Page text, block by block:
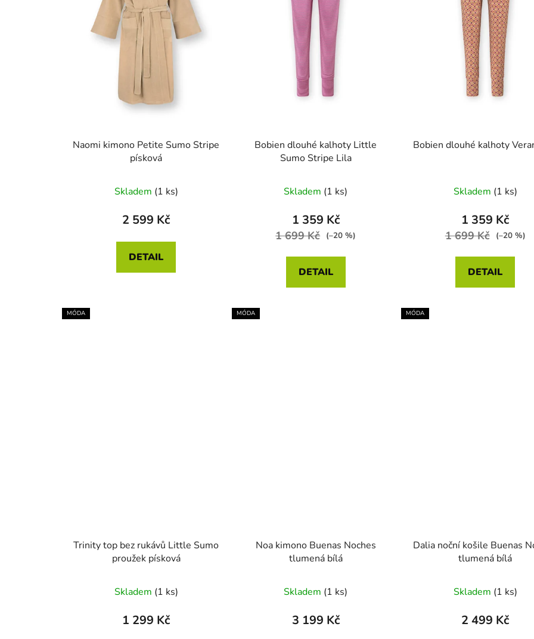
Naomi kimono Petite Sumo Stripe
písková
Skladem (1 ks)
2 599 Kč
DETAIL
Bobien dlouhé kalhoty Little
Sumo Stripe Lila
Skladem (1 ks)
1 359 Kč
1 699 Kč (–20 %)
DETAIL
Bobien dlouhé kalhoty
Skladem (1 ks)
1 359 Kč
1 699 Kč (–20 %)
DETAIL
MÓDA
Trinity top bez rukávů Little Sumo
proužek písková
Skladem (1 ks)
1 299 Kč
MÓDA
Noa kimono Buenas Noches
tlumená bílá
Skladem (1 ks)
3 199 Kč
MÓDA
Dalia noční košile Buenas
tlumená bílá
Skladem (1 ks)
2 499 Kč